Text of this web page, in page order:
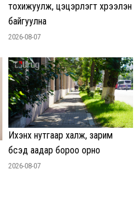
тохижуулж, цэцэрлэгт хүрээлэн
байгуулна
2026-08-07
Ихэнх нутгаар халж, зарим
бүсэд аадар бороо орно
2026-08-07